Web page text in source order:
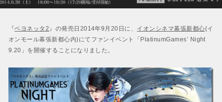
アクセス
BAYONETTA 3
BAYONETTA 2
ベヨネッタ2
ベヨネッタ
『ベヨネッタ2 』の発売日2014年9月20日に、 イオンシネマ幕張新都心(イ
オンモール幕張新都心内)にてファンイベント「PlatinumGames’ Night
9.20」を開催することになりました。